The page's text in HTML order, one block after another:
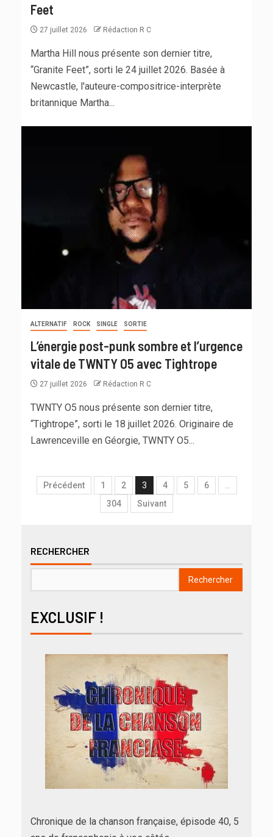
Feet
27 juillet 2026 Rédaction R C
Martha Hill nous présente son dernier titre,
“Granite Feet”, sorti le 24 juillet 2026. Basée à
Newcastle, l'auteure-compositrice-interprète
britannique Martha...
ALTERNATIF ROCK SINGLE SORTIE
L’énergie post-punk sombre et l’urgence
vitale de TWNTY O5 avec Tightrope
27 juillet 2026 Rédaction R C
TWNTY O5 nous présente son dernier titre,
“Tightrope”, sorti le 18 juillet 2026. Originaire de
Lawrenceville en Géorgie, TWNTY O5...
Précédent 1 2 3 4 5 6
304
Suivant
RECHERCHER
Rechercher
EXCLUSIF !
Chronique de la chanson française, épisode 40, 5